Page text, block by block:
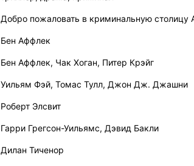
Добро пожаловать в криминальную столицу
Бен Аффлек
Бен Аффлек, Чак Хоган, Питер Крэйг
Уильям Фэй, Томас Тулл, Джон Дж. Джашни
Роберт Элсвит
Гарри Грегсон-Уильямс, Дэвид Бакли
Дилан Тиченор